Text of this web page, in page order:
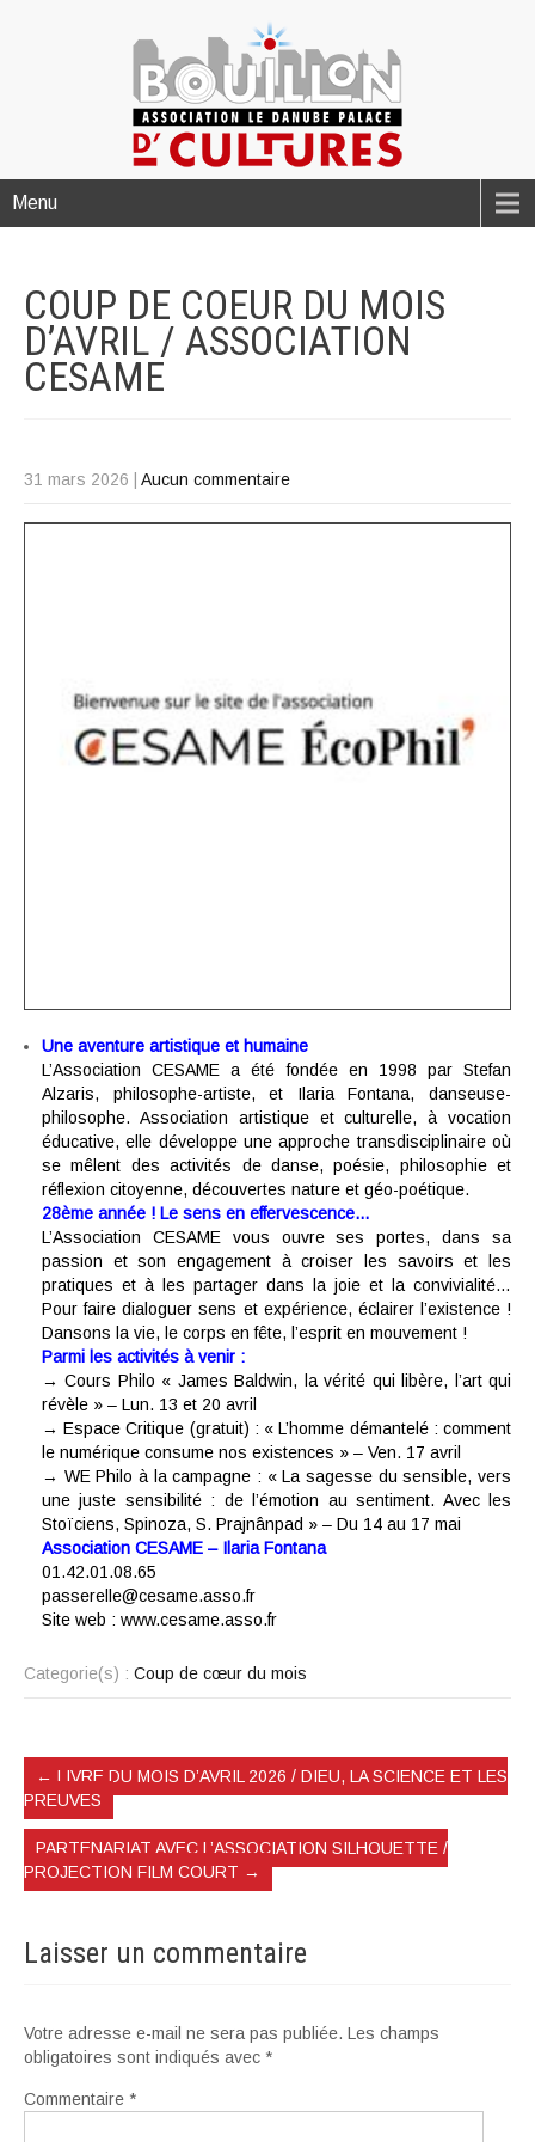
Menu
COUP DE COEUR DU MOIS
D’AVRIL / ASSOCIATION
CESAME
31 mars 2026 Aucun commentaire
Une aventure artistique et humaine
L’Association CESAME a été fondée en 1998 par Stefan
Alzaris, philosophe-artiste, et Ilaria Fontana, danseuse-
philosophe. Association artistique et culturelle, à vocation
éducative, elle développe une approche transdisciplinaire où
se mêlent des activités de danse, poésie, philosophie et
réflexion citoyenne, découvertes nature et géo-poétique.
28ème année ! Le sens en effervescence…
L’Association CESAME vous ouvre ses portes, dans sa
passion et son engagement à croiser les savoirs et les
pratiques et à les partager dans la joie et la convivialité…
Pour faire dialoguer sens et expérience, éclairer l’existence !
Dansons la vie, le corps en fête, l’esprit en mouvement !
Parmi les activités à venir :
→Cours Philo « James Baldwin, la vérité qui libère, l’art qui
révèle » – Lun. 13 et 20 avril
→Espace Critique (gratuit) : « L’homme démantelé : comment
le numérique consume nos existences » – Ven. 17 avril
→ WE Philo à la campagne : « La sagesse du sensible, vers
une juste sensibilité : de l’émotion au sentiment. Avec les
Stoïciens, Spinoza, S. Prajnânpad » – Du 14 au 17 mai
Association CESAME – Ilaria Fontana
01.42.01.08.65
passerelle@cesame.asso.fr
Site web : www.cesame.asso.fr
Categorie(s) : Coup de cœur du mois
← LIVRE DU MOIS D’AVRIL 2026 / DIEU, LA SCIENCE ET LES
PREUVES
PARTENARIAT AVEC L’ASSOCIATION SILHOUETTE /
PROJECTION FILM COURT →
Laisser un commentaire
Votre adresse e-mail ne sera pas publiée. Les champs
obligatoires sont indiqués avec *
Commentaire *